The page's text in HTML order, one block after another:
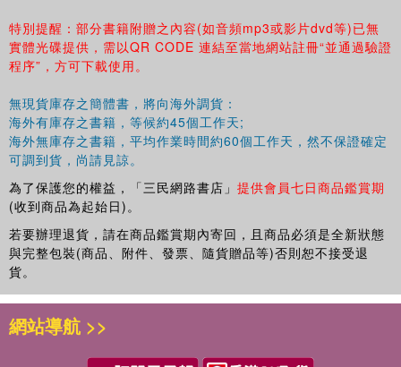
特別提醒：部分書籍附贈之內容(如音頻mp3或影片dvd等)已無
實體光碟提供，需以QR CODE 連結至當地網站註冊“並通過驗證
程序”，方可下載使用。
無現貨庫存之簡體書，將向海外調貨：
海外有庫存之書籍，等候約45個工作天;
海外無庫存之書籍，平均作業時間約60個工作天，然不保證確定
可調到貨，尚請見諒。
為了保護您的權益，「三民網路書店」 提供會員七日商品鑑賞期
(收到商品為起始日)。
若要辦理退貨，請在商品鑑賞期內寄回，且商品必須是全新狀態
與完整包裝(商品、附件、發票、隨貨贈品等)否則恕不接受退
貨。
網站導航 >>